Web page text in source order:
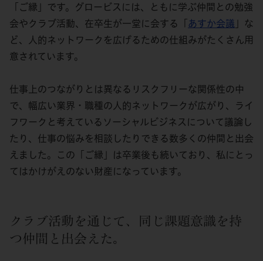
「ご縁」です。グロービスには、ともに学ぶ仲間との勉強
会やクラブ活動、在卒生が一堂に会する「
あすか会議 」な
ど、人的ネットワークを広げるための仕組みがたくさん用
意されています。
仕事上のつながりとは異なるリスクフリーな関係性の中
で、幅広い業界・職種の人的ネットワークが広がり、ライ
フワークと考えているソーシャルビジネスについて議論し
たり、仕事の悩みを相談したりできる数多くの仲間と出会
えました。この「ご縁」は卒業後も続いており、私にとっ
てはかけがえのない財産になっています。
クラブ活動を通じて、同じ課題意識を持
つ仲間と出会えた。